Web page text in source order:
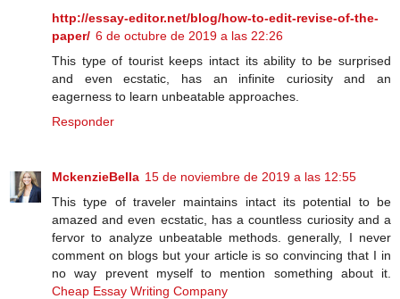
http://essay-editor.net/blog/how-to-edit-revise-of-the-
paper/ 6 de octubre de 2019 a las 22:26
This type of tourist keeps intact its ability to be surprised
and even ecstatic, has an infinite curiosity and an
eagerness to learn unbeatable approaches.
Responder
MckenzieBella 15 de noviembre de 2019 a las 12:55
This type of traveler maintains intact its potential to be
amazed and even ecstatic, has a countless curiosity and a
fervor to analyze unbeatable methods. generally, I never
comment on blogs but your article is so convincing that I in
no way prevent myself to mention something about it.
Cheap Essay Writing Company